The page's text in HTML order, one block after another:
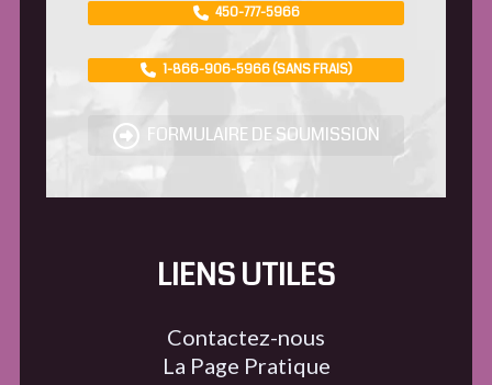
450-777-5966
1-866-906-5966 (SANS FRAIS)
FORMULAIRE DE SOUMISSION
LIENS UTILES
Contactez-nous
La Page Pratique